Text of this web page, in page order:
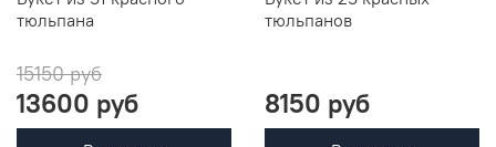
тюльпана
15150 руб
13600 руб
тюльпанов
8150 руб